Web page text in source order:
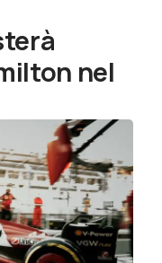
nel